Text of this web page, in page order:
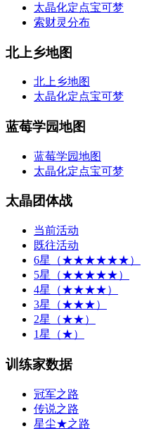
太晶化定点宝可梦
索财灵分布
北上乡地图
北上乡地图
太晶化定点宝可梦
蓝莓学园地图
蓝莓学园地图
太晶化定点宝可梦
太晶团体战
当前活动
既往活动
6星（★★★★★★）
5星（★★★★★）
4星（★★★★）
3星（★★★）
2星（★★）
1星（★）
训练家数据
冠军之路
传说之路
星尘★之路